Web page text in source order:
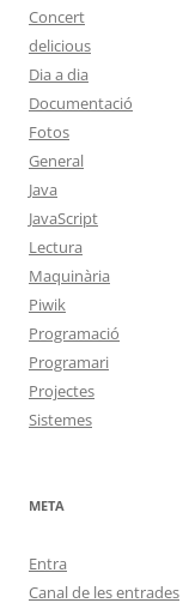
Concert
delicious
Dia a dia
Documentació
Fotos
General
Java
JavaScript
Lectura
Maquinària
Piwik
Programació
Programari
Projectes
Sistemes
META
Entra
Canal de les entrades